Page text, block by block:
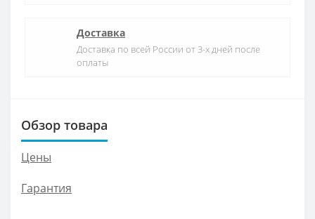
Доставка
Доставка по всей России от 3-х дней после
оплаты
Обзор товара
Цены
Гарантия